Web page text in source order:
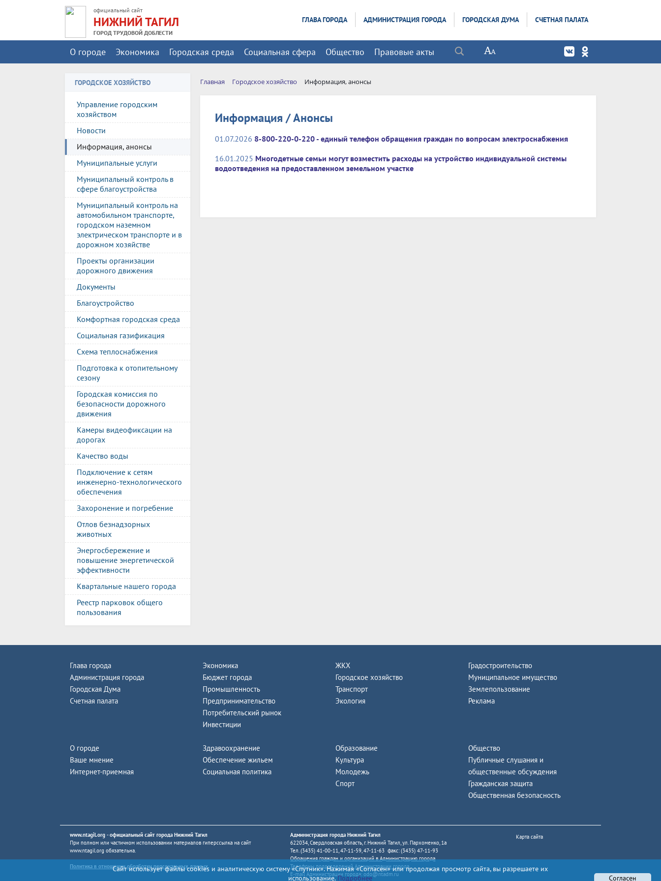
официальный сайт
НИЖНИЙ ТАГИЛ
ГОРОД ТРУДОВОЙ ДОБЛЕСТИ
ГЛАВА ГОРОДА АДМИНИСТРАЦИЯ ГОРОДА ГОРОДСКАЯ ДУМА СЧЕТНАЯ ПАЛАТА
О городе Экономика Городская среда Социальная сфера Общество Правовые акты
ГОРОДСКОЕ ХОЗЯЙСТВО
Управление городским
хозяйством
Новости
Информация, анонсы
Муниципальные услуги
Муниципальный контроль в
сфере благоустройства
Муниципальный контроль на
автомобильном транспорте,
городском наземном
электрическом транспорте и в
дорожном хозяйстве
Проекты организации
дорожного движения
Документы
Благоустройство
Комфортная городская среда
Социальная газификация
Схема теплоснабжения
Подготовка к отопительному
сезону
Городская комиссия по
безопасности дорожного
движения
Камеры видеофиксации на
дорогах
Качество воды
Подключение к сетям
инженерно-технологического
обеспечения
Захоронение и погребение
Отлов безнадзорных
животных
Энергосбережение и
повышение энергетической
эффективности
Квартальные нашего города
Реестр парковок общего
пользования
Главная Городское хозяйство Информация, анонсы
Информация / Анонсы
01.07.2026 8-800-220-0-220 - единый телефон обращения граждан по вопросам электроснабжения
16.01.2025 Многодетные семьи могут возместить расходы на устройство индивидуальной системы
водоотведения на предоставленном земельном участке
Глава города
Администрация города
Городская Дума
Счетная палата
Экономика
Бюджет города
Промышленность
Предпринимательство
Потребительский рынок
Инвестиции
ЖКХ
Городское хозяйство
Транспорт
Экология
Градостроительство
Муниципальное имущество
Землепользование
Реклама
О городе
Ваше мнение
Интернет-приемная
Здравоохранение
Обеспечение жильем
Социальная политика
Образование
Культура
Молодежь
Спорт
Общество
Публичные слушания и
общественные обсуждения
Гражданская защита
Общественная безопасность
www.ntagil.org - официальный сайт города Нижний Тагил
При полном или частичном использовании материалов гиперссылка на сайт
www.ntagil.org обязательна.
Политика в отношении обработки персональных данных
Администрация города Нижний Тагил
622034, Свердловская область, г. Нижний Тагил, ул. Пархоменко, 1а
Тел. (3435) 41-00-11, 47-11-59, 47-11-63 факс: (3435) 47-11-93
Обращения граждан и организаций в Администрацию города
Телефоны подразделений Администрации города
E-mail Администрации города:odo@ntadm.ru
Карта сайта
Сайт использует файлы cookies и аналитическую систему «Спутник». Нажимая «Согласен» или продолжая просмотр сайта, вы разрешаете их
использование.Подробнее Согласен